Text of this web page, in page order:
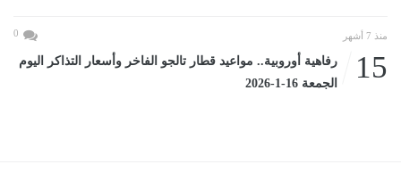
منذ 7 أشهر 0
15
رفاهية أوروبية.. مواعيد قطار تالجو الفاخر وأسعار التذاكر اليوم
الجمعة 16-1-2026